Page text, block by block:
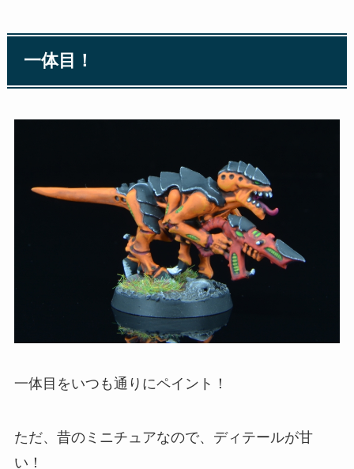
一体目！
一体目をいつも通りにペイント！
ただ、昔のミニチュアなので、ディテールが甘
い！